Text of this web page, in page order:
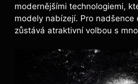
modernějšími technologiemi,
modely nabízejí. Pro nadšence
zůstává atraktivní volbou s